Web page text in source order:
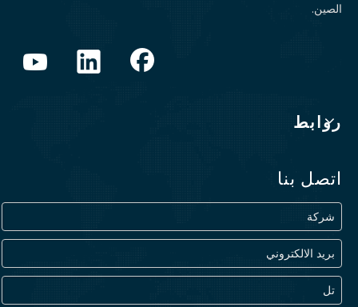
الصين.
روابط
اتصل بنا